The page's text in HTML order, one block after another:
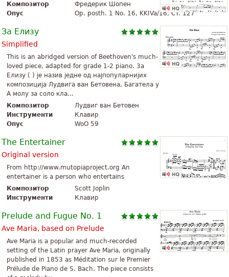
Композитор
Фредерик Шопен
Опус
Op. posth. 1 No. 16, KKIVa/16, CT. 127
За Елизу
Simplified
This is an abridged version of Beethoven's much-
loved piece, adapted for grade 1-2 piano. 3а
Елизу ( ) је назив једне од најпопуларнијих
композиција Лудвига ван Бетовена, Багатела у
A молу за соло кла...
Композитор
Лудвиг ван Бетовен
Инструменти
Клавир
Опус
WoO 59
The Entertainer
Original version
From http://www.mutopiaproject.org An
entertainer is a person who entertains
Композитор
Scott Joplin
Инструменти
Клавир
Prelude and Fugue No. 1
Ave Maria, based on Prelude
Ave Maria is a popular and much-recorded
setting of the Latin prayer Ave Maria, originally
published in 1853 as Méditation sur le Premier
Prélude de Piano de S. Bach. The piece consists